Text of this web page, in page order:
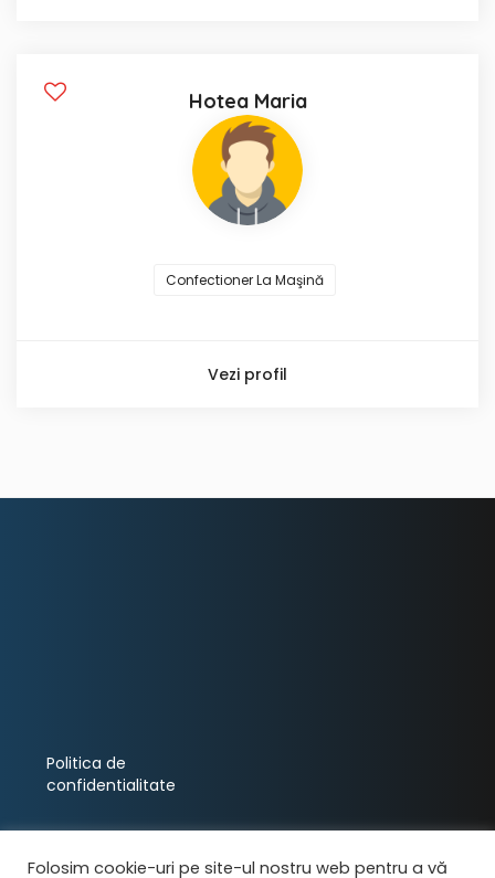
Hotea Maria
Confectioner La Maşină
Vezi profil
Politica de
confidentialitate
Folosim cookie-uri pe site-ul nostru web pentru a vă